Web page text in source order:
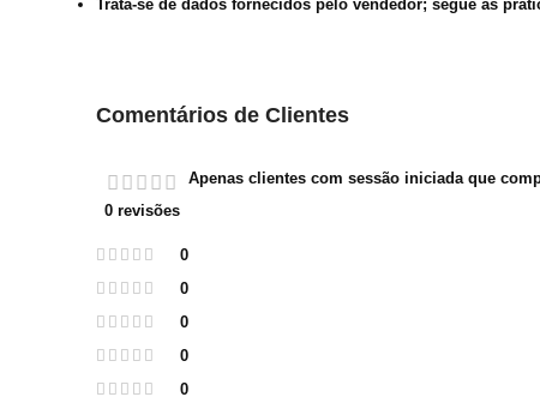
Trata-se de dados fornecidos pelo vendedor; segue as
Comentários de Clientes
0 revisões
0
0
0
0
0
Apenas clientes com sessão iniciada que